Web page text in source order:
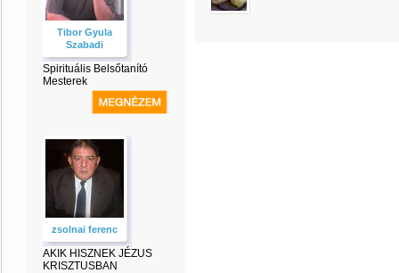
Tibor Gyula
Szabadi
Spirituális Belsőtanító
Mesterek
zsolnai ferenc
AKIK HISZNEK JÉZUS
KRISZTUSBAN